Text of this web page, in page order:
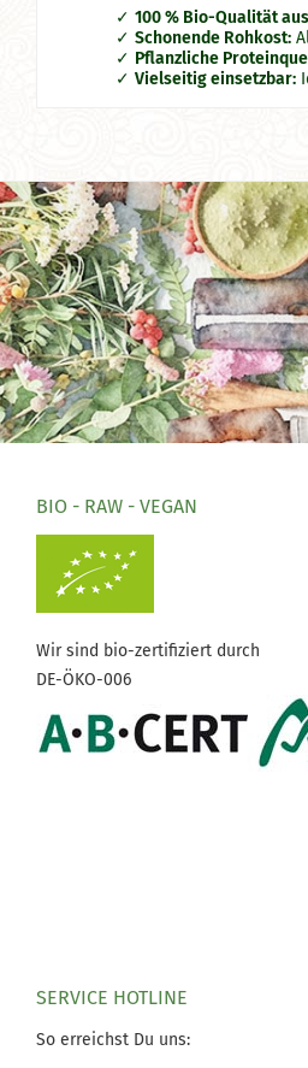
100 % Bio-Qualität
Schonende Rohkost:
Pflanzliche
Vielseitig einsetzbar:
BIO - RAW - VEGAN
Wir sind bio-zertifiziert durch
DE-ÖKO-006
SERVICE HOTLINE
So erreichst Du uns: